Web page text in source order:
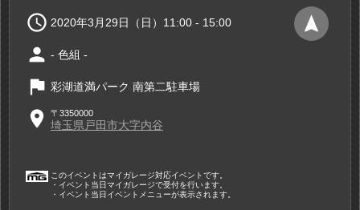
 2020年3月29日（日）11:00 - 15:00
person - 色組 -
flag 彩湖道満パーク 南第二駐車場
place 〒3350000
埼玉県戸田市大字内谷
このイベントはマイガレージ対応イベントです。
・イベント当日マイガレージで受付を行います。
・イベント当日イベントメニューが表示されます。
navigation